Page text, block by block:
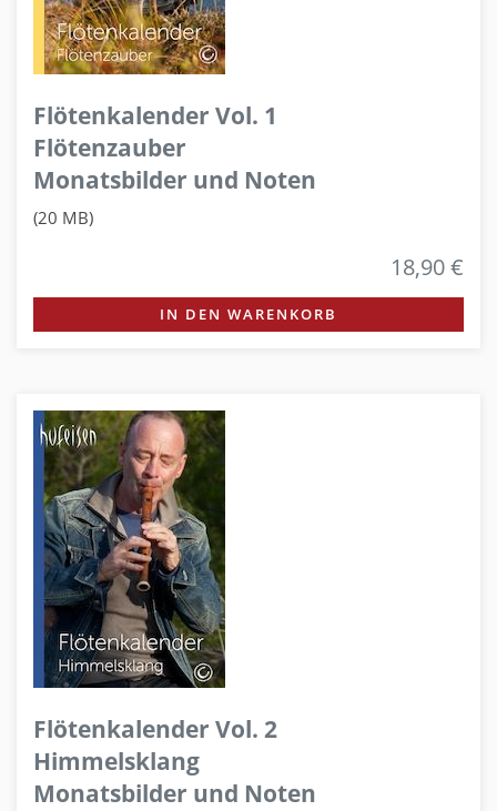
Flötenkalender Vol. 1
Flötenzauber
Monatsbilder und Noten
(20 MB)
18,90 €
IN DEN WARENKORB
Flötenkalender Vol. 2
Himmelsklang
Monatsbilder und Noten